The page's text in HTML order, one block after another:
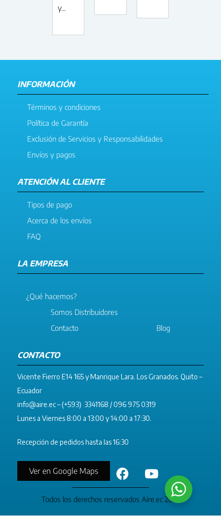
y...
INFORMACIÓN
Términos y condiciones
Política de Garantía
Exclusión de Servicios y Responsabilidades
Envíos y pagos
ATENCIÓN AL CLIENTE
Tipos de pago
Acerca de los envíos
FAQ
LA EMPRESA
¿Qué hacemos?
Somos Distribuidores
Contacto
Blog
CONTACTO
Vicente Fierro E14 165 y Manrique Lara. Los Granados. Quito –
Ecuador
info@aire.ec– (+593) 3341168 / 096 975 0319
Lunes a Viernes 8:00 a 13:00 y 14:00 a 17:30.
Recepción de pedidos hasta las 16:30
Ver en Google Maps
Todos los derechos reservados Aire.ec 2023